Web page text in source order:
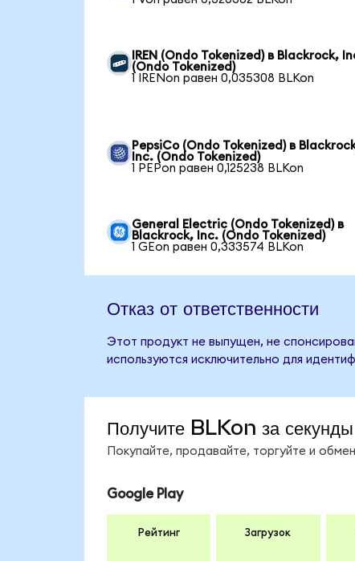
IREN (Ondo Tokenized) в Blackrock,
(Ondo Tokenized)
1 IRENon равен 0,035308 BLKon
PepsiCo (Ondo Tokenized) в
Inc. (Ondo Tokenized)
1 PEPon равен 0,125238 BLKon
General Electric (Ondo Tokenized) в
Blackrock, Inc. (Ondo Tokenized)
1 GEon равен 0,333574 BLKon
Отказ от ответственности
Этот продукт не выпущен, не
используются исключительно для
Получите BLKon за секунды
Покупайте, продавайте, торгуйте и
Google Play
Рейтинг Загрузок